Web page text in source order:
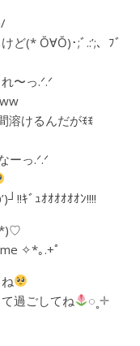
ど(* Ŏ∀Ŏ)･;ﾞ.:’;、ﾌﾞ
〜っ.ᐟ.ᐟ
けるんだがꉂꉂ
ーっ.ᐟ.ᐟ
ｷﾞｭｵｵｵｵｵｵﾝ!!!!
✧*｡.+ﾟ
過ごしてね
◌˳𓇬